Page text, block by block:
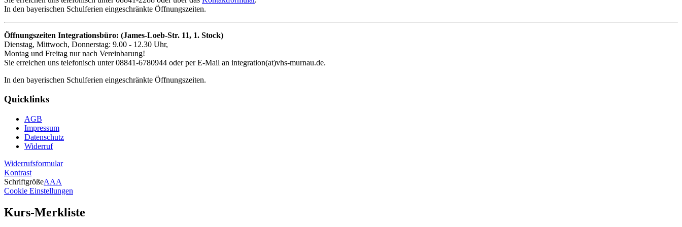
In den bayerischen Schulferien eingeschränkte Öffnungszeiten.
Öffnungszeiten Integrationsbüro: (James-Loeb-Str. 11, 1. Stock)
Dienstag, Mittwoch, Donnerstag: 9.00 - 12.30 Uhr,
Montag und Freitag nur nach Vereinbarung!
Sie erreichen uns telefonisch unter 08841-6780944 oder per E-Mail an integration(at)vhs-murnau.de.
In den bayerischen Schulferien eingeschränkte Öffnungszeiten.
Quicklinks
AGB
Impressum
Datenschutz
Widerruf
Widerrufsformular
Kontrast
SchriftgrößeAAA
Cookie Einstellungen
Kurs-Merkliste